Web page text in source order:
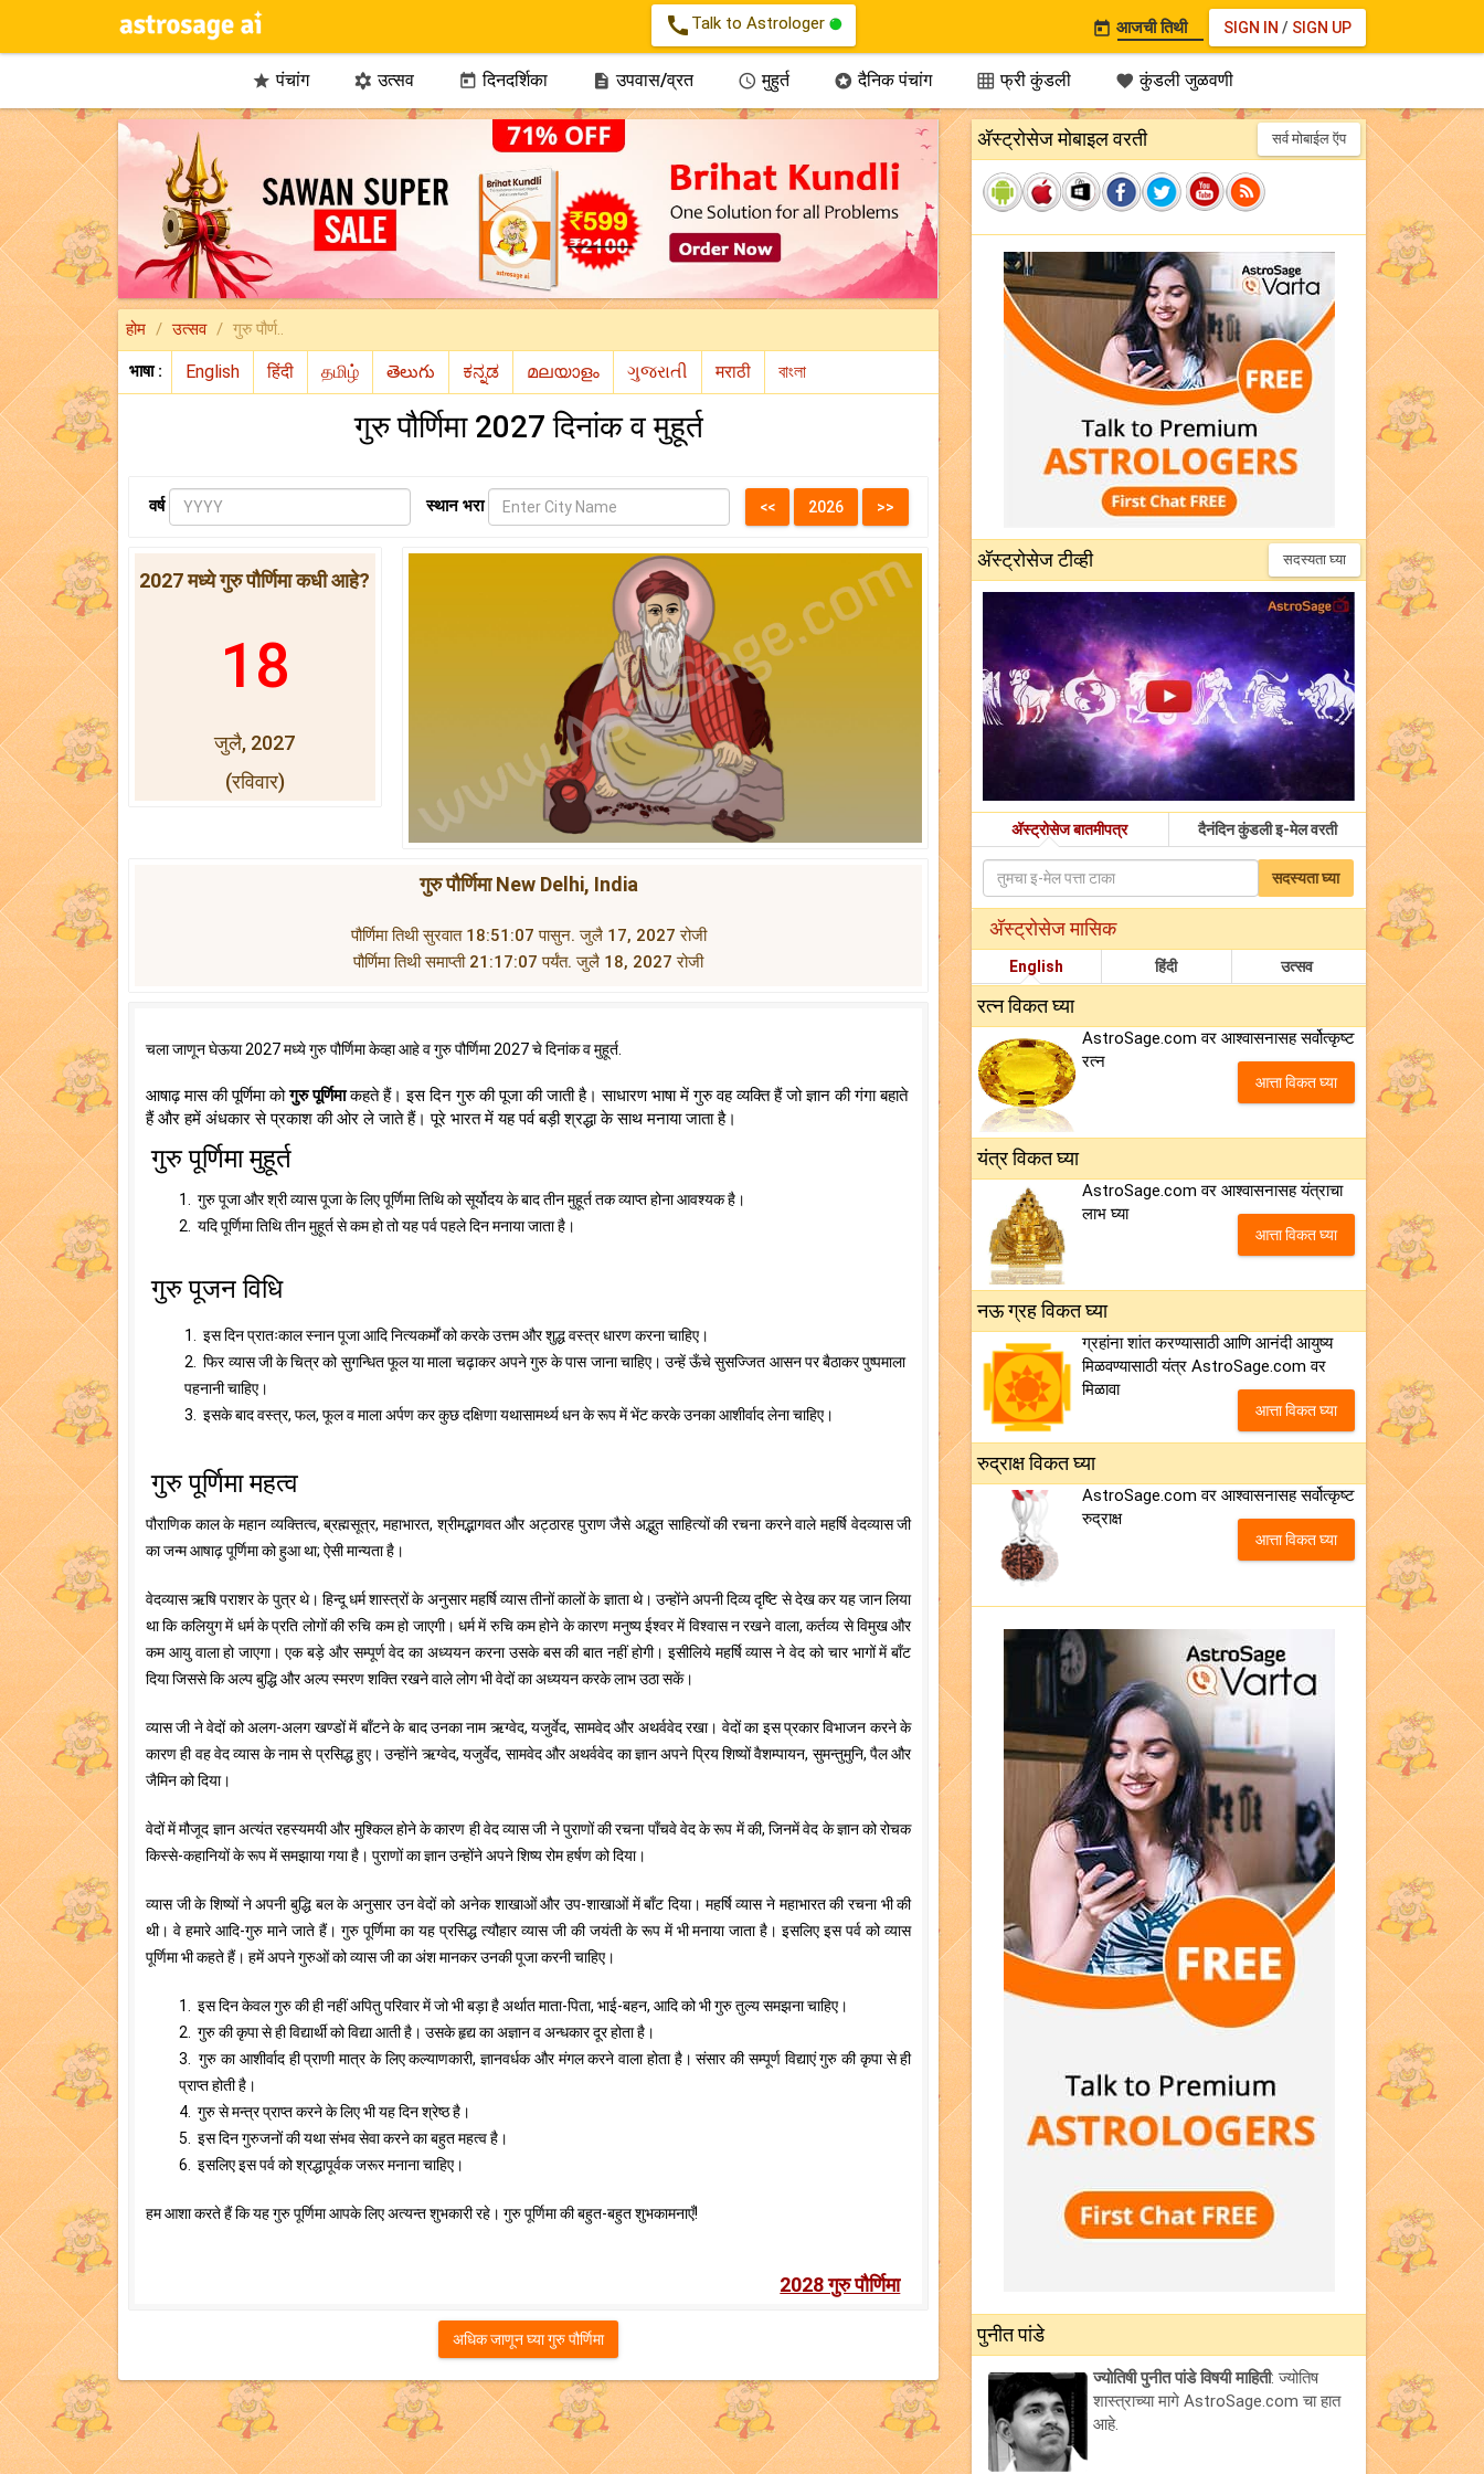
call Talk to Astrologer SIGN IN / SIGN UP
 आजची तिथी
 पंचांग  उत्सव  दिनदर्शिका  उपवास/व्रत  मुहुर्त  दैनिक पंचांग  फ्री कुंडली  कुंडली जुळवणी
होम उत्सव गुरु पौर्ण..
भाषा :
गुरु पौर्णिमा 2027 दिनांक व मुहूर्त
वर्ष स्थान भरा
2027 मध्ये गुरु पौर्णिमा कधी आहे?
18
जुलै, 2027
(रविवार)
गुरु पौर्णिमा New Delhi, India
पौर्णिमा तिथी सुरवात 18:51:07 पासुन. जुलै 17, 2027 रोजी
पौर्णिमा तिथी समाप्ती 21:17:07 पर्यंत. जुलै 18, 2027 रोजी
चला जाणून घेऊया 2027 मध्ये गुरु पौर्णिमा केव्हा आहे व गुरु पौर्णिमा 2027 चे दिनांक व मुहूर्त.
आषाढ़ मास की पूर्णिमा कोगुरु पूर्णिमाकहते हैं। इस दिन गुरु की पूजा की जाती है। साधारण भाषा में गुरु वह व्यक्ति हैं जो ज्ञान की गंगा बहाते
हैं और हमें अंधकार से प्रकाश की ओर ले जाते हैं। पूरे भारत में यह पर्व बड़ी श्रद्धा के साथ मनाया जाता है।
गुरु पूर्णिमा मुहूर्त
1. गुरु पूजा और श्री व्यास पूजा के लिए पूर्णिमा तिथि को सूर्योदय के बाद तीन मुहूर्त तक व्याप्त होना आवश्यक है।
2. यदि पूर्णिमा तिथि तीन मुहूर्त से कम हो तो यह पर्व पहले दिन मनाया जाता है।
गुरु पूजन विधि
1. इस दिन प्रातःकाल स्नान पूजा आदि नित्यकर्मों को करके उत्तम और शुद्ध वस्त्र धारण करना चाहिए।
2. फिर व्यास जी के चित्र को सुगन्धित फूल या माला चढ़ाकर अपने गुरु के पास जाना चाहिए। उन्हें ऊँचे सुसज्जित आसन पर बैठाकर पुष्पमाला
पहनानी चाहिए।
3. इसके बाद वस्त्र, फल, फूल व माला अर्पण कर कुछ दक्षिणा यथासामर्थ्य धन के रूप में भेंट करके उनका आशीर्वाद लेना चाहिए।
गुरु पूर्णिमा महत्व
पौराणिक काल के महान व्यक्तित्व, ब्रह्मसूत्र, महाभारत, श्रीमद्भागवत और अट्ठारह पुराण जैसे अद्भुत साहित्यों की रचना करने वाले महर्षि वेदव्यास जी
का जन्म आषाढ़ पूर्णिमा को हुआ था; ऐसी मान्यता है।
वेदव्यास ऋषि पराशर के पुत्र थे। हिन्दू धर्म शास्त्रों के अनुसार महर्षि व्यास तीनों कालों के ज्ञाता थे। उन्होंने अपनी दिव्य दृष्टि से देख कर यह जान लिया
था कि कलियुग में धर्म के प्रति लोगों की रुचि कम हो जाएगी। धर्म में रुचि कम होने के कारण मनुष्य ईश्वर में विश्वास न रखने वाला, कर्तव्य से विमुख और
कम आयु वाला हो जाएगा। एक बड़े और सम्पूर्ण वेद का अध्ययन करना उसके बस की बात नहीं होगी। इसीलिये महर्षि व्यास ने वेद को चार भागों में बाँट
दिया जिससे कि अल्प बुद्धि और अल्प स्मरण शक्ति रखने वाले लोग भी वेदों का अध्ययन करके लाभ उठा सकें।
व्यास जी ने वेदों को अलग-अलग खण्डों में बाँटने के बाद उनका नाम ऋग्वेद, यजुर्वेद, सामवेद और अथर्ववेद रखा। वेदों का इस प्रकार विभाजन करने के
कारण ही वह वेद व्यास के नाम से प्रसिद्ध हुए। उन्होंने ऋग्वेद, यजुर्वेद, सामवेद और अथर्ववेद का ज्ञान अपने प्रिय शिष्यों वैशम्पायन, सुमन्तुमुनि, पैल और
जैमिन को दिया।
वेदों में मौजूद ज्ञान अत्यंत रहस्यमयी और मुश्किल होने के कारण ही वेद व्यास जी ने पुराणों की रचना पाँचवे वेद के रूप में की, जिनमें वेद के ज्ञान को रोचक
किस्से-कहानियों के रूप में समझाया गया है। पुराणों का ज्ञान उन्होंने अपने शिष्य रोम हर्षण को दिया।
व्यास जी के शिष्यों ने अपनी बुद्धि बल के अनुसार उन वेदों को अनेक शाखाओं और उप-शाखाओं में बाँट दिया। महर्षि व्यास ने महाभारत की रचना भी की
थी। वे हमारे आदि-गुरु माने जाते हैं। गुरु पूर्णिमा का यह प्रसिद्ध त्यौहार व्यास जी की जयंती के रूप में भी मनाया जाता है। इसलिए इस पर्व को व्यास
पूर्णिमा भी कहते हैं। हमें अपने गुरुओं को व्यास जी का अंश मानकर उनकी पूजा करनी चाहिए।
1. इस दिन केवल गुरु की ही नहीं अपितु परिवार में जो भी बड़ा है अर्थात माता-पिता, भाई-बहन, आदि को भी गुरु तुल्य समझना चाहिए।
2. गुरु की कृपा से ही विद्यार्थी को विद्या आती है। उसके हृद्य का अज्ञान व अन्धकार दूर होता है।
3. गुरु का आशीर्वाद ही प्राणी मात्र के लिए कल्याणकारी, ज्ञानवर्धक और मंगल करने वाला होता है। संसार की सम्पूर्ण विद्याएं गुरु की कृपा से ही
प्राप्त होती है।
4. गुरु से मन्त्र प्राप्त करने के लिए भी यह दिन श्रेष्ठ है।
5. इस दिन गुरुजनों की यथा संभव सेवा करने का बहुत महत्व है।
6. इसलिए इस पर्व को श्रद्धापूर्वक जरूर मनाना चाहिए।
हम आशा करते हैं कि यह गुरु पूर्णिमा आपके लिए अत्यन्त शुभकारी रहे। गुरु पूर्णिमा की बहुत-बहुत शुभकामनाएँ!
2028 गुरु पौर्णिमा
अधिक जाणून घ्या गुरु पौर्णिमा
अ‍ॅस्ट्रोसेज मोबाइल वरती सर्व मोबाईल ऍप
अ‍ॅस्ट्रोसेज टीव्ही सदस्यता घ्या
अ‍ॅस्ट्रोसेज बातमीपत्र दैनंदिन कुंडली इ-मेल वरती
सदस्यता घ्या
अ‍ॅस्ट्रोसेज मासिक
English हिंदी उत्सव
रत्न विकत घ्या
AstroSage.com वर आश्वासनासह सर्वोत्कृष्ट
रत्न
आत्ता विकत घ्या
यंत्र विकत घ्या
AstroSage.com वर आश्वासनासह यंत्राचा
लाभ घ्या
आत्ता विकत घ्या
नऊ ग्रह विकत घ्या
ग्रहांना शांत करण्यासाठी आणि आनंदी आयुष्य
मिळवण्यासाठी यंत्र AstroSage.com वर
मिळावा
आत्ता विकत घ्या
रुद्राक्ष विकत घ्या
AstroSage.com वर आश्वासनासह सर्वोत्कृष्ट
रुद्राक्ष
आत्ता विकत घ्या
पुनीत पांडे
ज्योतिषी पुनीत पांडे विषयी माहिती: ज्योतिष
शास्त्राच्या मागे AstroSage.com चा हात
आहे.